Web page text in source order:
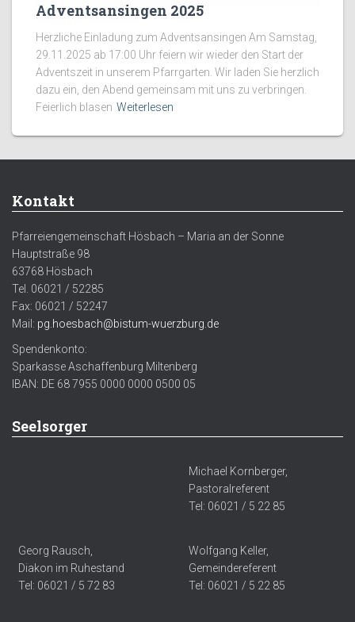
Adventsansingen 2025
Herzliche Einladung zum Adventsansingen Am Samstag,
29.11.2025 ab 17:00 Uhr feiern wir wieder den Start der
Adventszeit in unserem Pfarrgarten. Wir laden Sie herzlich
dazu ein, den Abend gemeinsam mit uns zu verbringen.
Feierlich blasen Weiterlesen
Kontakt
Pfarreiengemeinschaft Hösbach – Maria an der Sonne
Hauptstraße 98
63768 Hösbach
Tel. 06021 / 52285
Fax: 06021 / 52247
Mail: pg.hoesbach@bistum-wuerzburg.de
Spendenkonto:
Sparkasse Aschaffenburg Miltenberg
IBAN: DE 68 7955 0000 0000 0500 05
Seelsorger
Michael Kornberger,
Pastoralreferent
Tel: 06021 / 5 22 85
Georg Rausch,
Diakon im Ruhestand
Tel: 06021 / 5 72 83
Wolfgang Keller,
Gemeindereferent
Tel: 06021 / 5 22 85